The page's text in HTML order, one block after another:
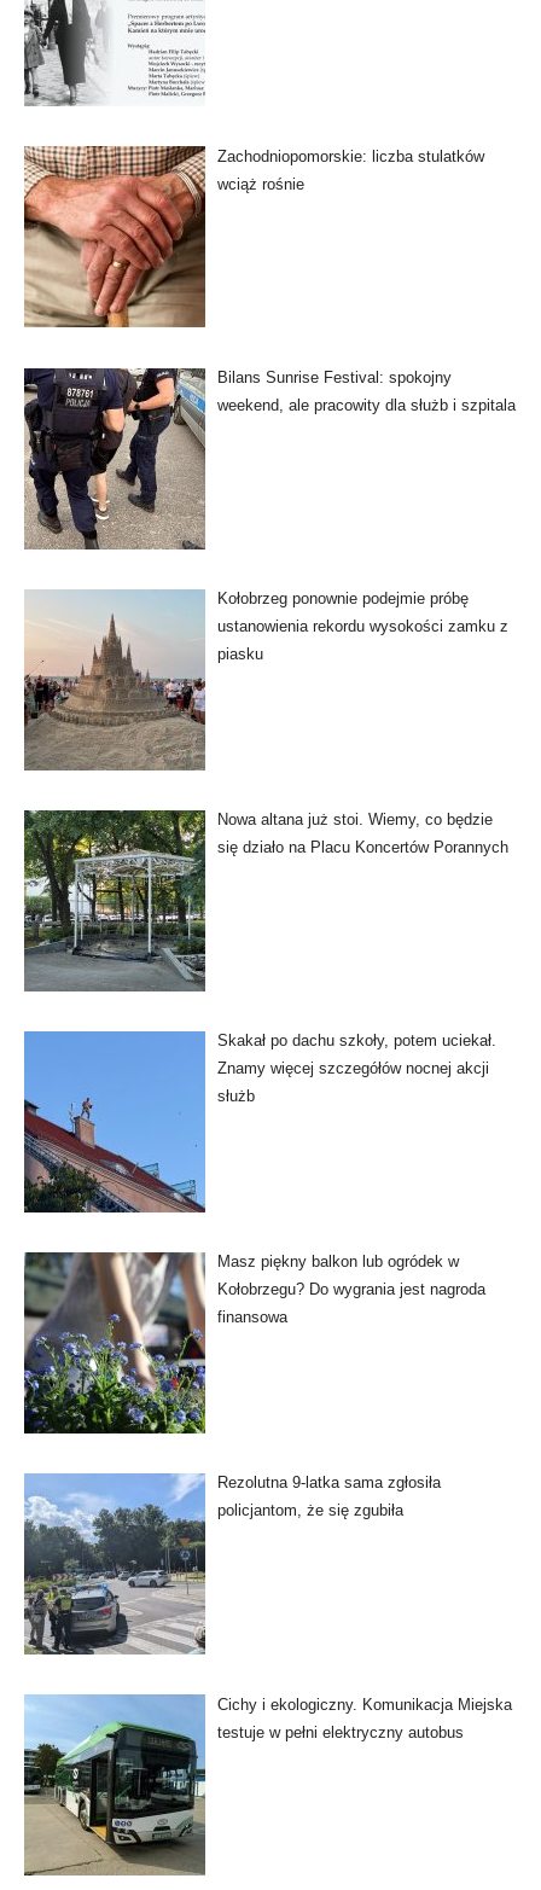
Zachodniopomorskie: liczba stulatków
wciąż rośnie
Bilans Sunrise Festival: spokojny
weekend, ale pracowity dla służb i szpitala
Kołobrzeg ponownie podejmie próbę
ustanowienia rekordu wysokości zamku z
piasku
Nowa altana już stoi. Wiemy, co będzie
się działo na Placu Koncertów Porannych
Skakał po dachu szkoły, potem uciekał.
Znamy więcej szczegółów nocnej akcji
służb
Masz piękny balkon lub ogródek w
Kołobrzegu? Do wygrania jest nagroda
finansowa
Rezolutna 9-latka sama zgłosiła
policjantom, że się zgubiła
Cichy i ekologiczny. Komunikacja Miejska
testuje w pełni elektryczny autobus